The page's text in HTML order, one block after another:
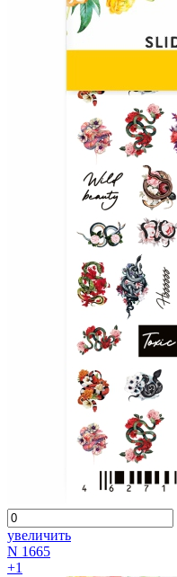
увеличить
N 1665
+1